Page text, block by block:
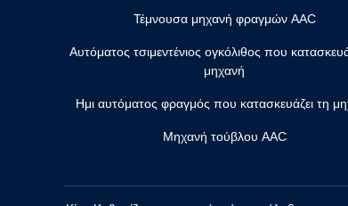
Τέμνουσα μηχανή φραγμών AAC
Αυτόματος τσιμεντένιος ογκόλιθος που
μηχανή
Ημι αυτόματος φραγμός που κατασκευάζει τη
Μηχανή τούβλου AAC